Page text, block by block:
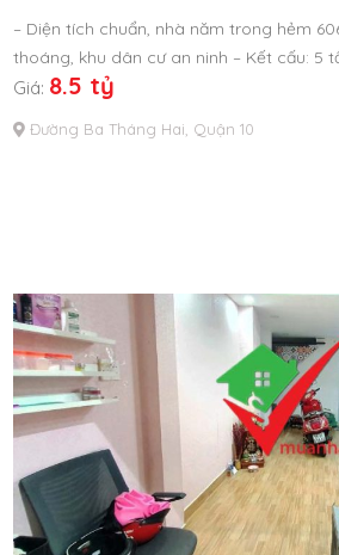
– Diện tích chuẩn, nhà năm trong hẻm
thoáng, khu dân cư an ninh – Kết cấu: 5
Giá: 8.5 tỷ
Đường Ba Tháng Hai, Quận 10